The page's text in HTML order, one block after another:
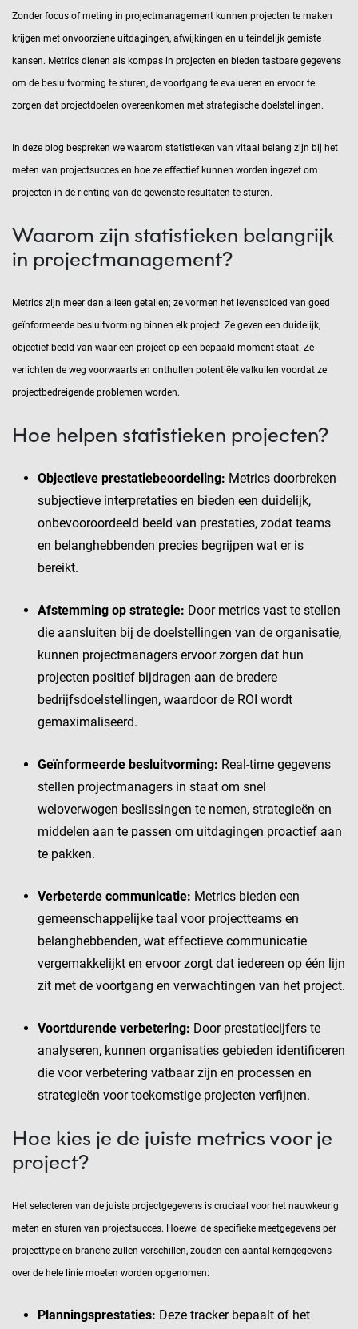
Zonder focus of meting in projectmanagement kunnen projecten te maken
krijgen met onvoorziene uitdagingen, afwijkingen en uiteindelijk gemiste
kansen. Metrics dienen als kompas in projecten en bieden tastbare gegevens
om de besluitvorming te sturen, de voortgang te evalueren en ervoor te
zorgen dat projectdoelen overeenkomen met strategische doelstellingen.
In deze blog bespreken we waarom statistieken van vitaal belang zijn bij het
meten van projectsucces en hoe ze effectief kunnen worden ingezet om
projecten in de richting van de gewenste resultaten te sturen.
Waarom zijn statistieken belangrijk
in projectmanagement?
Metrics zijn meer dan alleen getallen; ze vormen het levensbloed van goed
geïnformeerde besluitvorming binnen elk project. Ze geven een duidelijk,
objectief beeld van waar een project op een bepaald moment staat. Ze
verlichten de weg voorwaarts en onthullen potentiële valkuilen voordat ze
projectbedreigende problemen worden.
Hoe helpen statistieken projecten?
Objectieve prestatiebeoordeling: Metrics doorbreken
subjectieve interpretaties en bieden een duidelijk,
onbevooroordeeld beeld van prestaties, zodat teams
en belanghebbenden precies begrijpen wat er is
bereikt.
Afstemming op strategie: Door metrics vast te stellen
die aansluiten bij de doelstellingen van de organisatie,
kunnen projectmanagers ervoor zorgen dat hun
projecten positief bijdragen aan de bredere
bedrijfsdoelstellingen, waardoor de ROI wordt
gemaximaliseerd.
Geïnformeerde besluitvorming: Real-time gegevens
stellen projectmanagers in staat om snel
weloverwogen beslissingen te nemen, strategieën en
middelen aan te passen om uitdagingen proactief aan
te pakken.
Verbeterde communicatie: Metrics bieden een
gemeenschappelijke taal voor projectteams en
belanghebbenden, wat effectieve communicatie
vergemakkelijkt en ervoor zorgt dat iedereen op één lijn
zit met de voortgang en verwachtingen van het project.
Voortdurende verbetering: Door prestatiecijfers te
analyseren, kunnen organisaties gebieden identificeren
die voor verbetering vatbaar zijn en processen en
strategieën voor toekomstige projecten verfijnen.
Hoe kies je de juiste metrics voor je
project?
Het selecteren van de juiste projectgegevens is cruciaal voor het nauwkeurig
meten en sturen van projectsucces. Hoewel de specifieke meetgegevens per
projecttype en branche zullen verschillen, zouden een aantal kerngegevens
over de hele linie moeten worden opgenomen:
Planningsprestaties: Deze tracker bepaalt of het